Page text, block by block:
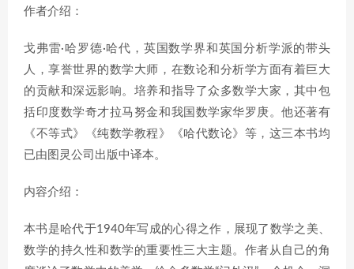
作者介绍：
戈弗雷·哈罗德·哈代，英国数学界和英国分析学派的带头
人，享誉世界的数学大师，在数论和分析学方面有着巨大
的贡献和深远影响。培养和指导了众多数学大家，其中包
括印度数学奇才拉马努金和我国数学家华罗庚。他还著有
《不等式》《纯数学教程》《哈代数论》等，这三本书均
已由图灵公司出版中译本。
内容介绍：
本书是哈代于1940年写成的心得之作，展现了数学之美、
数学的持久性和数学的重要性三大主题。作者从自己的角